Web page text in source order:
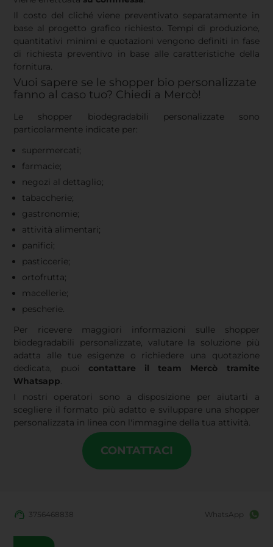
Il costo del cliché viene preventivato separatamente in
base al progetto grafico richiesto. Tempi di produzione,
quantitativi minimi e quotazioni vengono definiti in fase
di richiesta preventivo in base alle caratteristiche della
fornitura.
Vuoi sapere se le shopper bio personalizzate
fanno al caso tuo? Chiedi a Mercò!
Le shopper biodegradabili personalizzate sono
particolarmente indicate per:
supermercati;
farmacie;
negozi al dettaglio;
tabaccherie;
gastronomie;
attività alimentari;
panifici;
pasticcerie;
ortofrutta;
macellerie;
pescherie.
Per ricevere maggiori informazioni sulle shopper
biodegradabili personalizzate, valutare la soluzione più
adatta alle tue esigenze o richiedere una quotazione
dedicata, puoi contattare il team Mercò tramite
Whatsapp.
I nostri operatori sono a disposizione per aiutarti a
scegliere il formato più adatto e sviluppare una shopper
personalizzata in linea con l'immagine della tua attività.
CONTATTACI
3756468838 WhatsApp